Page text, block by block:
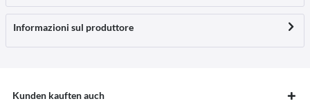
Informazioni sul produttore
Kunden kauften auch